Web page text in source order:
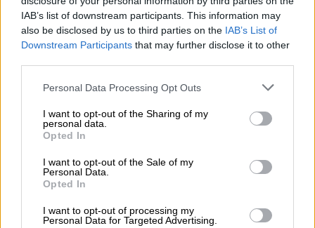
IAB’s list of downstream participants. This information may
also be disclosed by us to third parties on the IAB’s List of
Downstream Participants that may further disclose it to other
Please note that this website/app uses one or more Google
not limited to your visit or usage behaviour. You may click to
grant or deny consent to Google and its third-party tags to
use your data for below specified purposes in below Google
consent section.
Personal Data Processing Opt Outs
I want to opt-out of the Sharing of my
personal data.
Opted In
I want to opt-out of the Sale of my
Personal Data.
Opted In
I want to opt-out of processing my
Personal Data for Targeted Advertising.
View this post on Instagram
«Ο γάμος δεν μπορεί να γίνει αλλού»
Όσον αφορά τον τόπο του γάμου, η Evangelia
είναι ξεκάθαρη. Η Κρήτη ήταν και παραμένει